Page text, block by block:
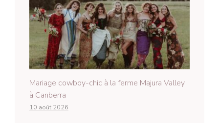
Mariage cowboy-chic à la ferme Majura Valley
à Canberra
10 août 2026